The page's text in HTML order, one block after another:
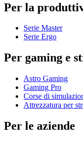
Per la
Serie Master
Serie Ergo
Per gaming e
Astro Gaming
Gaming Pro
Corse di
Attrezzatura per
Per le aziende